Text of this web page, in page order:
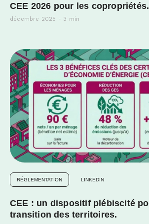
CEE 2026 pour les copropriétés.
décembre 2025 - 3 min
RÉGLEMENTATION LINKEDIN
CEE : un dispositif plébiscité
transition des territoires.